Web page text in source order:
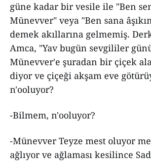
güne kadar bir vesile ile "Ben
Münevver" veya "Ben sana
demek akıllarına gelmemiş.
Amca, "Yav bugün sevgililer
Münevver'e şuradan bir çiçek
diyor ve çiçeği akşam eve
n'ooluyor?
-Bilmem, n'ooluyor?
-Münevver Teyze mest oluyor
ağlıyor ve ağlaması kesilince